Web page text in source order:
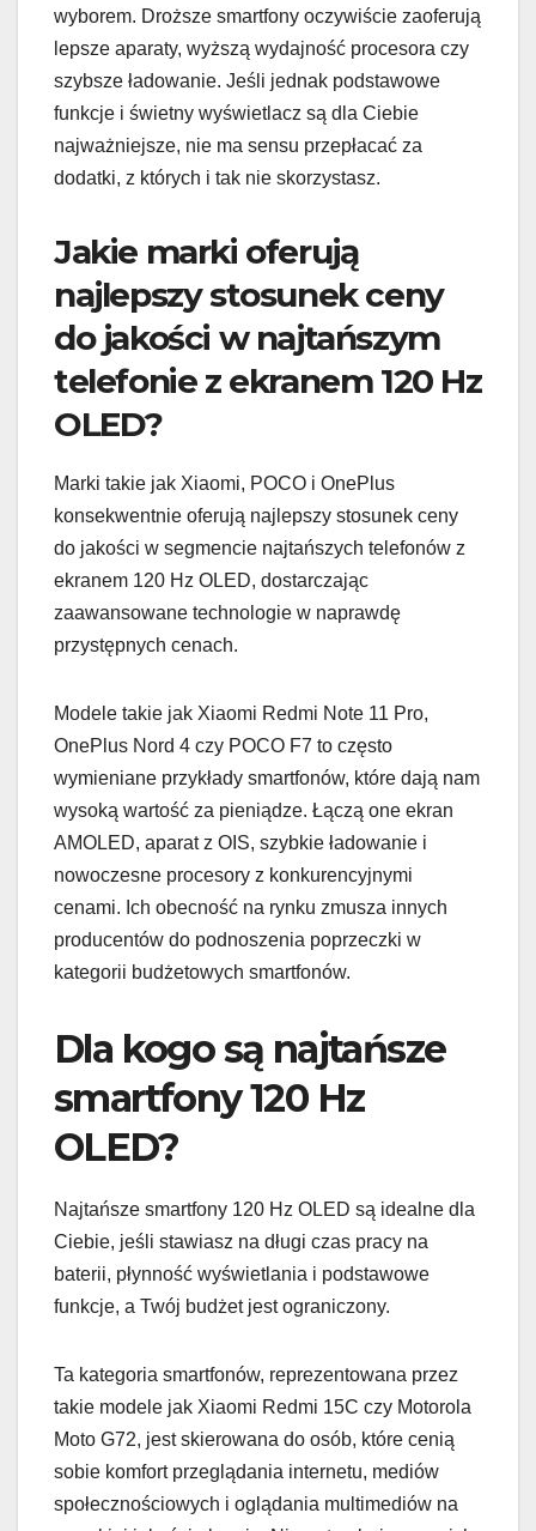
wyborem. Droższe smartfony oczywiście zaoferują
lepsze aparaty, wyższą wydajność procesora czy
szybsze ładowanie. Jeśli jednak podstawowe
funkcje i świetny wyświetlacz są dla Ciebie
najważniejsze, nie ma sensu przepłacać za
dodatki, z których i tak nie skorzystasz.
Jakie marki oferują
najlepszy stosunek ceny
do jakości w najtańszym
telefonie z ekranem 120 Hz
OLED?
Marki takie jak Xiaomi, POCO i OnePlus
konsekwentnie oferują najlepszy stosunek ceny
do jakości w segmencie najtańszych telefonów z
ekranem 120 Hz OLED, dostarczając
zaawansowane technologie w naprawdę
przystępnych cenach.
Modele takie jak Xiaomi Redmi Note 11 Pro,
OnePlus Nord 4 czy POCO F7 to często
wymieniane przykłady smartfonów, które dają nam
wysoką wartość za pieniądze. Łączą one ekran
AMOLED, aparat z OIS, szybkie ładowanie i
nowoczesne procesory z konkurencyjnymi
cenami. Ich obecność na rynku zmusza innych
producentów do podnoszenia poprzeczki w
kategorii budżetowych smartfonów.
Dla kogo są najtańsze
smartfony 120 Hz
OLED?
Najtańsze smartfony 120 Hz OLED są idealne dla
Ciebie, jeśli stawiasz na długi czas pracy na
baterii, płynność wyświetlania i podstawowe
funkcje, a Twój budżet jest ograniczony.
Ta kategoria smartfonów, reprezentowana przez
takie modele jak Xiaomi Redmi 15C czy Motorola
Moto G72, jest skierowana do osób, które cenią
sobie komfort przeglądania internetu, mediów
społecznościowych i oglądania multimediów na